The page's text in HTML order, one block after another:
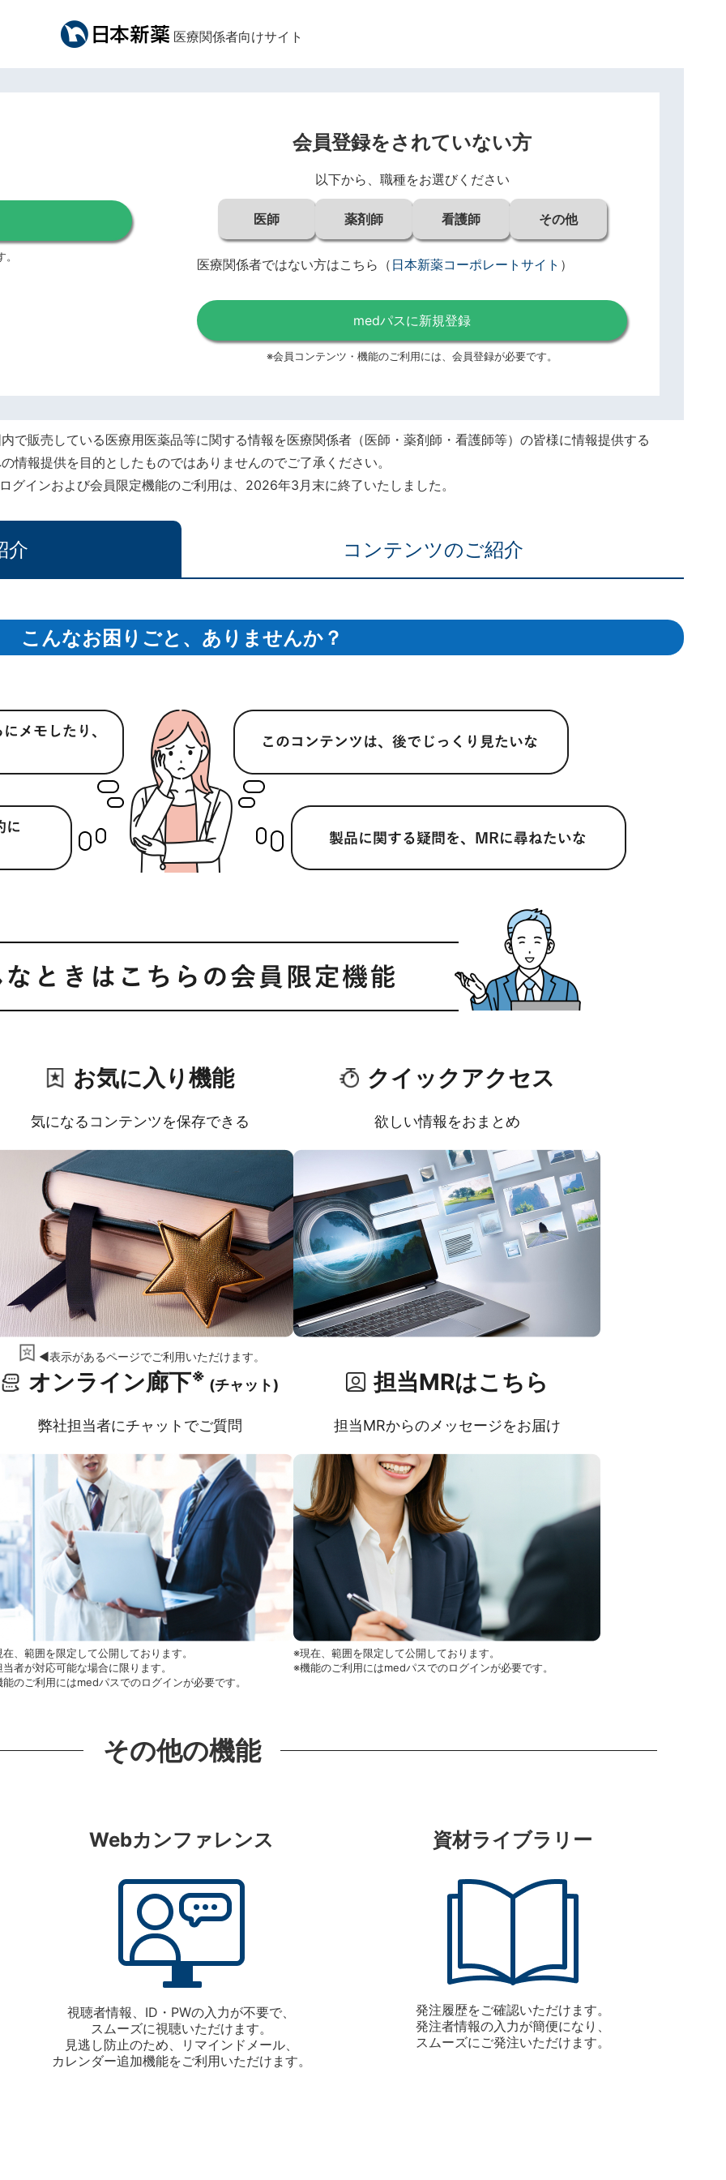
医療関係者向けサイト
会員登録をされていない方
以下から、職種をお選びください
医師 薬剤師 看護師 その他
医療関係者ではない方はこちら （ 日本新薬コーポレートサイト ）
medパスに新規登録
※会員コンテンツ・機能のご利用には、会員登録が必要です。
で販売している医療用医薬品等に関する情報を医療関係者（医師・薬剤師・看護師等）の皆様に情報提供する
情報提供を目的としたものではありませんのでご了承ください。
インおよび会員限定機能のご利用は、2026年3月末に終了いたしました。
介 コンテンツのご紹介
こんなお困りごと、ありませんか？
お気に入り機能
気になるコンテンツを保存できる
◀表示があるページでご利用いただけます。
クイックアクセス
欲しい情報をおまとめ
オンライン廊下※ (チャット)
弊社担当者にチャットでご質問
、範囲を限定して公開しております。
者が対応可能な場合に限ります。
能のご利用にはmedパスでのログインが必要です。
担当MRはこちら
担当MRからのメッセージをお届け
※現在、範囲を限定して公開しております。
※機能のご利用にはmedパスでのログインが必要です。
その他の機能
Webカンファレンス
視聴者情報、ID・PWの入力が不要で、
スムーズに視聴いただけます。
見逃し防止のため、リマインドメール、
カレンダー追加機能をご利用いただけます。
資材ライブラリー
発注履歴をご確認いただけます。
発注者情報の入力が簡便になり、
スムーズにご発注いただけます。